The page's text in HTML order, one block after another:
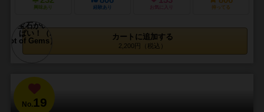
興味あり 経験あり お気に入り 持ってる
カートに追加する
2,200円（税込）
No.19